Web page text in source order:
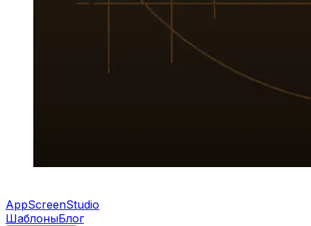
AppScreenStudio
ШаблоныБлог